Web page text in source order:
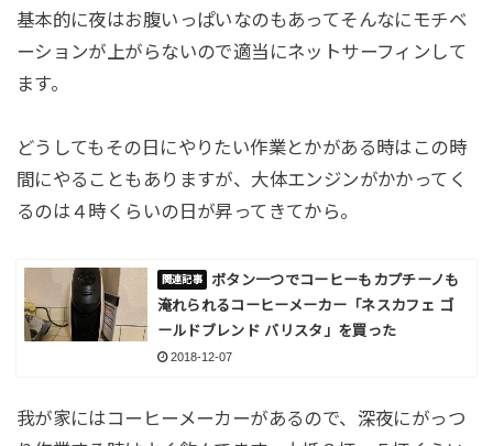
基本的に夜はお腹いっぱいなのもあってそんなにモチベ
ーションが上がらないので適当にネットサーフィンして
ます。
どうしてもその日にやりたい作業とかがある時はこの時
間にやることもありますが、大体エンジンがかかってく
るのは４時くらいの日が昇ってきてから。
ボタン一つでコーヒーもカプチーノも
淹れられるコーヒーメーカー「ネスカフェ ゴ
ールドブレンド バリスタ」を買った
2018-12-07
我が家にはコーヒーメーカーがあるので、深夜にがっつ